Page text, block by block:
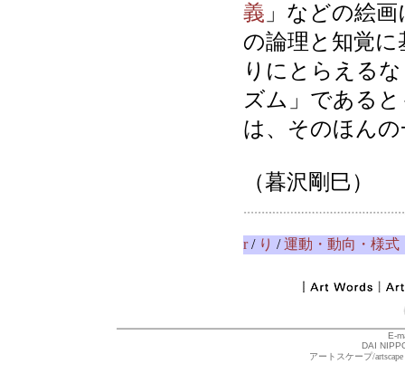
義 」などの絵
の論理と知覚
りにとらえる
ズム」である
は、そのほん
（暮沢剛巳）
r/ り /運動・動向・様式
E-
DAI
アートスケープ/